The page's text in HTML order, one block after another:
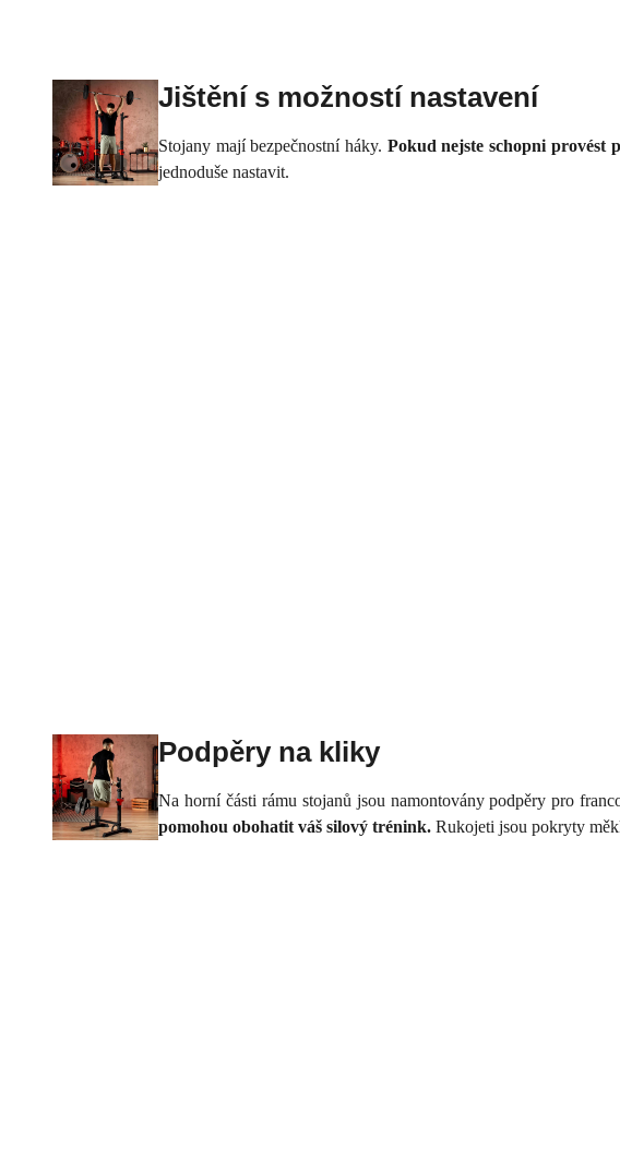
Jištění s možností nastavení
Stojany mají bezpečnostní háky. Pokud nejste schopni provést
jednoduše nastavit.
Podpěry na kliky
Na horní části rámu stojanů jsou namontovány podpěry pro
pomohou obohatit váš silový trénink. Rukojeti jsou pokryty